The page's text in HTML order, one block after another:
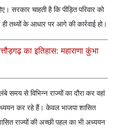
सरकार चाहती है कि पीड़ित परिवार को
तथ्यों के आधार पर आगे की कार्रवाई हो।
का इतिहास: महाराणा कुंभा
समय से विभिन्न राज्यों का दौरा कर वहां
कर रहे हैं। केवल भाजपा शासित
राज्यों की अच्छी पहल का भी अध्ययन